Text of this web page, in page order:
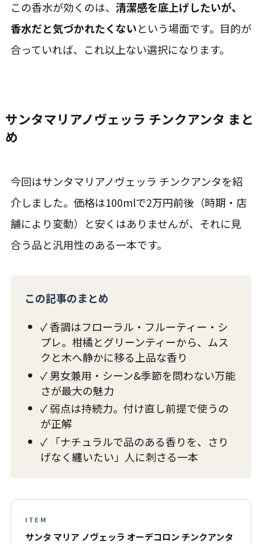
この香水が効くのは、 清潔感を底上げしたいが、
香水だと気づかれたくないという場面です。目的が
合っていれば、これ以上ない選択になります。
サンタマリアノヴェッラ チンクアンタ まと
め
今回はサンタマリアノヴェッラ チンクアンタを紹
介しました。価格は100mlで2万円前後（時期・店
舗により変動）と安くはありませんが、それに見
合う品と汎用性のある一本です。
この記事のまとめ
✓ 香調はフローラル・フルーティー・シ
プレ。柑橘とグリーンティーから、ムス
クと木へ静かに移る上品な香り
✓ 男女兼用・シーン&季節を問わない万能
さが最大の魅力
✓ 弱点は持続力。付け直し前提で使うの
が正解
✓ 「ナチュラルで品のある香りを、さり
げなく纏いたい」人に刺さる一本
ITEM
サンタ マリア ノヴェッラ オーデコロン チンクアンタ